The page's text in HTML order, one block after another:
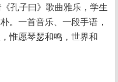
孔子曰》歌曲雅乐，学生
。一首音乐、一段手语，
惟愿琴瑟和鸣，世界和